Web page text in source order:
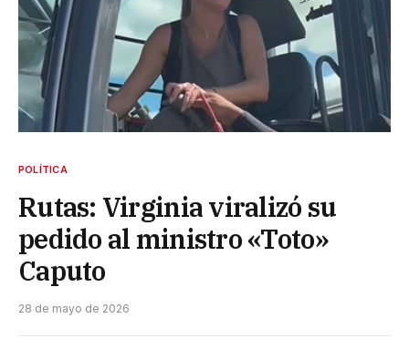
POLÍTICA
Rutas: Virginia viralizó su
pedido al ministro «Toto»
Caputo
28 de mayo de 2026